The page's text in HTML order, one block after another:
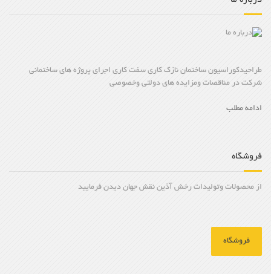
طراحیدکوراسیون ساختمان نازک کاری سفت کاری اجرای پروژه های ساختمانی
شرکت در مناقصات ومزایده های دولتی وخصوصی
ادامه مطلب
فروشگاه
از محصولات وتولیدات رخش آذین نقش جهان دیدن فرمایید
فروشگاه